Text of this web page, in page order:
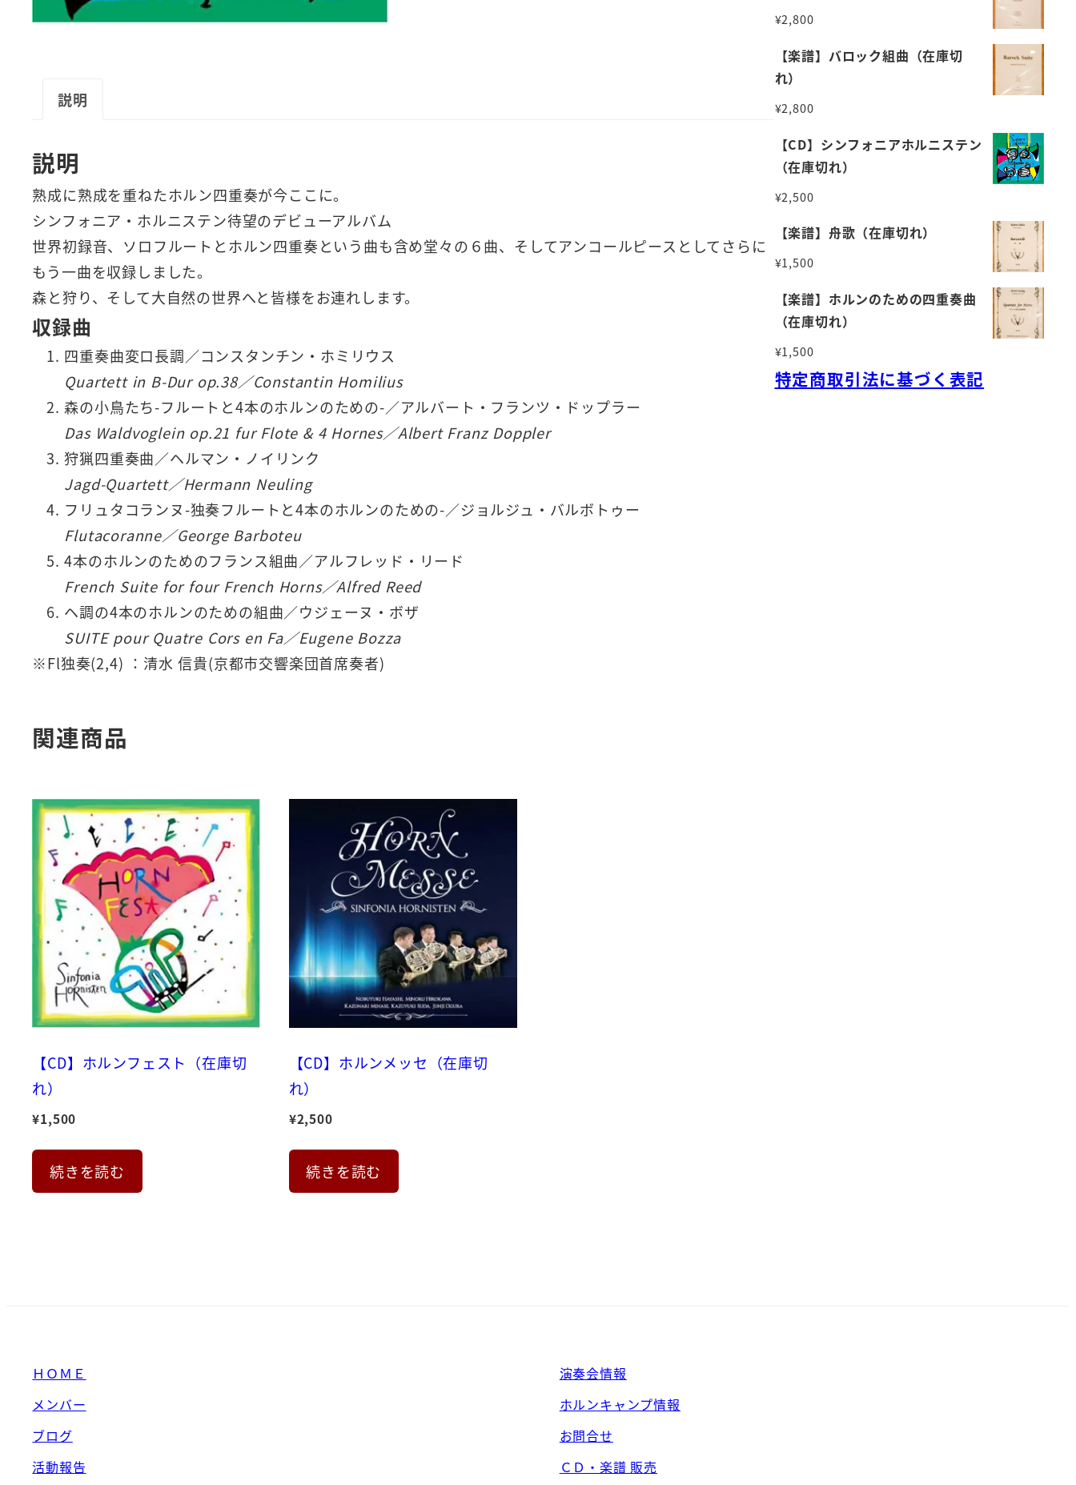
説明
説明
熟成に熟成を重ねたホルン四重奏が今ここに。
シンフォニア・ホルニステン待望のデビューアルバム
世界初録音、ソロフルートとホルン四重奏という曲も含め堂々の６曲、そしてアンコールピースとしてさらに
もう一曲を収録しました。
森と狩り、そして大自然の世界へと皆様をお連れします。
収録曲
四重奏曲変ロ長調／コンスタンチン・ホミリウス
Quartett in B-Dur op.38／Constantin Homilius
森の小鳥たち-フルートと4本のホルンのための-／アルバート・フランツ・ドップラー
Das Waldvoglein op.21 fur Flote & 4 Hornes／Albert Franz Doppler
狩猟四重奏曲／ヘルマン・ノイリンク
Jagd-Quartett／Hermann Neuling
フリュタコランヌ-独奏フルートと4本のホルンのための-／ジョルジュ・バルボトゥー
Flutacoranne／George Barboteu
4本のホルンのためのフランス組曲／アルフレッド・リード
French Suite for four French Horns／Alfred Reed
ヘ調の4本のホルンのための組曲／ウジェーヌ・ボザ
SUITE pour Quatre Cors en Fa／Eugene Bozza
※Fl独奏(2,4) ：清水 信貴(京都市交響楽団首席奏者)
関連商品
【CD】ホルンフェスト（在庫切
れ）
¥1,500
続きを読む
【CD】ホルンメッセ（在庫切
れ）
¥2,500
続きを読む
¥2,800
【楽譜】バロック組曲（在庫切
れ）
¥2,800
【CD】シンフォニアホルニステン
（在庫切れ）
¥2,500
【楽譜】舟歌（在庫切れ）
¥1,500
【楽譜】ホルンのための四重奏曲
（在庫切れ）
¥1,500
特定商取引法に基づく表記
ＨＯＭＥ
メンバー
ブログ
活動報告
演奏会情報
ホルンキャンプ情報
お問合せ
ＣＤ・楽譜 販売